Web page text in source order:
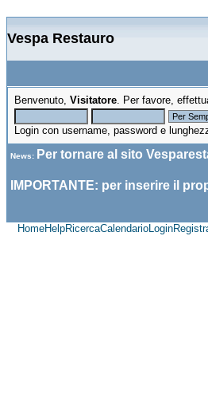
Vespa Restauro
Benvenuto, Visitatore. Per favore,
Login con username, password e
News: Per tornare al sito
IMPORTANTE: per inserire il
HomeHelpRicercaCalendarioLogin